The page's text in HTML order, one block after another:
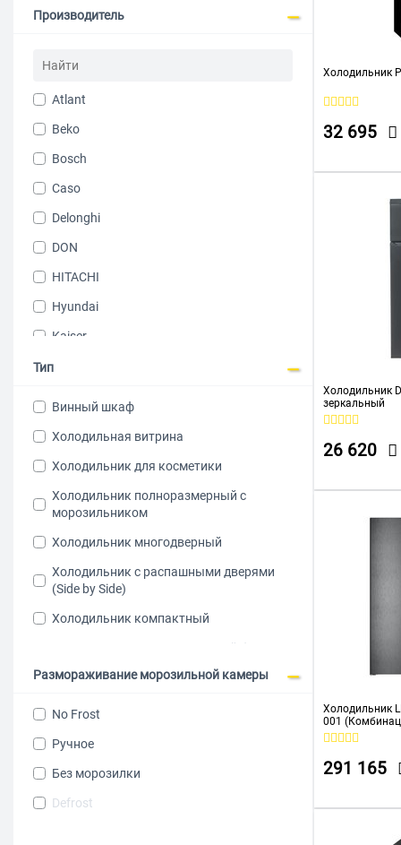
Производитель
Atlant
Beko
Bosch
Caso
Delonghi
DON
HITACHI
Hyundai
Kaiser
LG
Nord
POZIS
Samsung
Атлант
Бирюса
Саратов
BukaTech
Тип
Винный шкаф
Холодильная витрина
Холодильник для косметики
Холодильник полноразмерный с
морозильником
Холодильник многодверный
Холодильник с распашными дверями
(Side by Side)
Холодильник компактный
Холодильник полноразмерный без
Размораживание морозильной камеры
No Frost
Ручное
Без морозилки
Defrost
Холодильник
32 695
Холодильник
зеркальный
26 620
Холодильник
001
+ SRbde 5220-
291 165